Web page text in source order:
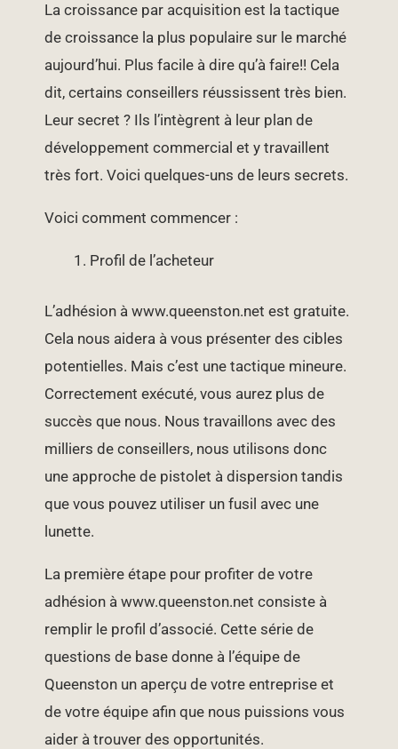
La croissance par acquisition est la tactique
de croissance la plus populaire sur le marché
aujourd’hui. Plus facile à dire qu’à faire!! Cela
dit, certains conseillers réussissent très bien.
Leur secret ? Ils l’intègrent à leur plan de
développement commercial et y travaillent
très fort. Voici quelques-uns de leurs secrets.
Voici comment commencer :
Profil de l’acheteur
L’adhésion à www.queenston.net est gratuite.
Cela nous aidera à vous présenter des cibles
potentielles. Mais c’est une tactique mineure.
Correctement exécuté, vous aurez plus de
succès que nous. Nous travaillons avec des
milliers de conseillers, nous utilisons donc
une approche de pistolet à dispersion tandis
que vous pouvez utiliser un fusil avec une
lunette.
La première étape pour profiter de votre
adhésion à www.queenston.net consiste à
remplir le profil d’associé. Cette série de
questions de base donne à l’équipe de
Queenston un aperçu de votre entreprise et
de votre équipe afin que nous puissions vous
aider à trouver des opportunités.